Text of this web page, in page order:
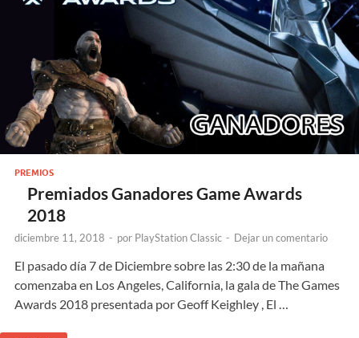
PREMIOS
Premiados Ganadores Game Awards
2018
diciembre 11, 2018 - por PlayStation Classic - Dejar un comentario
El pasado día 7 de Diciembre sobre las 2:30 de la mañana
comenzaba en Los Angeles, California, la gala de The Games
Awards 2018 presentada por Geoff Keighley , El …